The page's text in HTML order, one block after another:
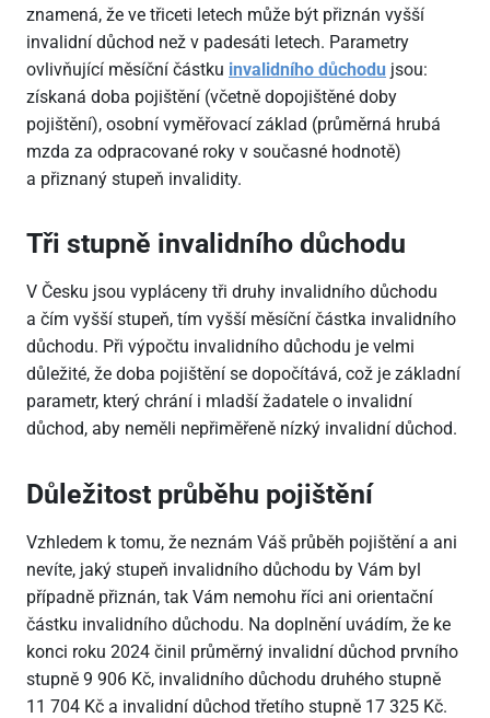
znamená, že ve třiceti letech může být přiznán vyšší
invalidní důchod než v padesáti letech. Parametry
ovlivňující měsíční částku invalidního důchodu jsou:
získaná doba pojištění (včetně dopojištěné doby
pojištění), osobní vyměřovací základ (průměrná hrubá
mzda za odpracované roky v současné hodnotě)
a přiznaný stupeň invalidity.
Tři stupně invalidního důchodu
V Česku jsou vypláceny tři druhy invalidního důchodu
a čím vyšší stupeň, tím vyšší měsíční částka invalidního
důchodu. Při výpočtu invalidního důchodu je velmi
důležité, že doba pojištění se dopočítává, což je základní
parametr, který chrání i mladší žadatele o invalidní
důchod, aby neměli nepřiměřeně nízký invalidní důchod.
Důležitost průběhu pojištění
Vzhledem k tomu, že neznám Váš průběh pojištění a ani
nevíte, jaký stupeň invalidního důchodu by Vám byl
případně přiznán, tak Vám nemohu říci ani orientační
částku invalidního důchodu. Na doplnění uvádím, že ke
konci roku 2024 činil průměrný invalidní důchod prvního
stupně 9 906 Kč, invalidního důchodu druhého stupně
11 704 Kč a invalidní důchod třetího stupně 17 325 Kč.